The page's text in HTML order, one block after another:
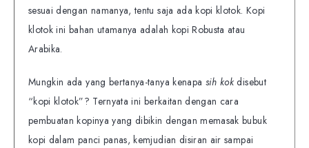
sesuai dengan namanya, tentu saja ada kopi klotok. Kopi
klotok ini bahan utamanya adalah kopi Robusta atau
Arabika.
Mungkin ada yang bertanya-tanya kenapa sih kokdisebut
“kopi klotok”? Ternyata ini berkaitan dengan cara
pembuatan kopinya yang dibikin dengan memasak bubuk
kopi dalam panci panas, kemjudian disiran air sampai